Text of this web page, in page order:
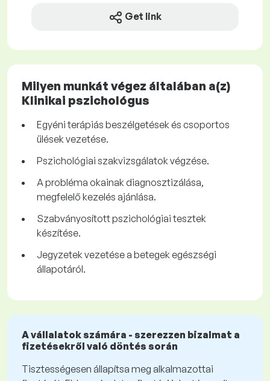
Get link
Milyen munkát végez általában a(z)
Klinikai pszichológus
Egyéni terápiás beszélgetések és csoportos
ülések vezetése.
Pszichológiai szakvizsgálatok végzése.
A probléma okainak diagnosztizálása,
megfelelő kezelés ajánlása.
Szabványosított pszichológiai tesztek
készítése.
Jegyzetek vezetése a betegek egészségi
állapotáról.
A vállalatok számára - szerezzen bizalmat a
fizetésekről való döntés során
Tisztességesen állapítsa meg alkalmazottai